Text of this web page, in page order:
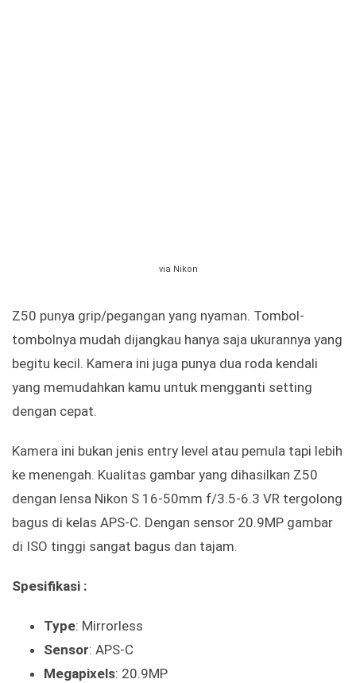
via Nikon
Z50 punya grip/pegangan yang nyaman. Tombol-
tombolnya mudah dijangkau hanya saja ukurannya yang
begitu kecil. Kamera ini juga punya dua roda kendali
yang memudahkan kamu untuk mengganti setting
dengan cepat.
Kamera ini bukan jenis entry level atau pemula tapi lebih
ke menengah. Kualitas gambar yang dihasilkan Z50
dengan lensa Nikon S 16-50mm f/3.5-6.3 VR tergolong
bagus di kelas APS-C. Dengan sensor 20.9MP gambar
di ISO tinggi sangat bagus dan tajam.
Spesifikasi :
Type: Mirrorless
Sensor: APS-C
Megapixels: 20.9MP